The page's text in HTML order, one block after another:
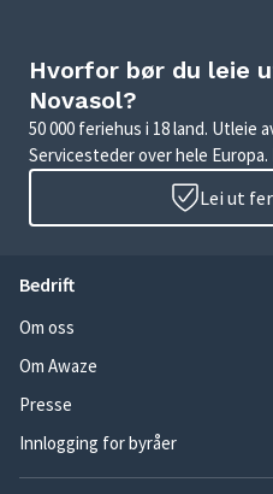
Hvorfor bør du leie
Novasol?
50 000 feriehus i 18 land. Utleie
Servicesteder over hele
Lei ut
Bedrift
Om oss
Om Awaze
Presse
Innlogging for byråer